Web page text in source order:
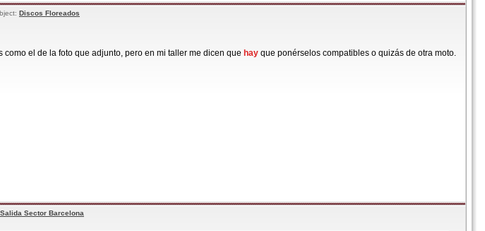
Discos Floreados
el de la foto que adjunto, pero en mi taller me dicen que hay que ponérselos compatibles o quizás de otra moto.
Sector Barcelona